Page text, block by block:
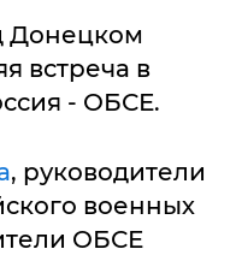
Донецком
встреча в
- ОБСЕ.
, руководители
военных
ОБСЕ